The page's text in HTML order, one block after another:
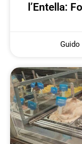
l’Entella:
Guido